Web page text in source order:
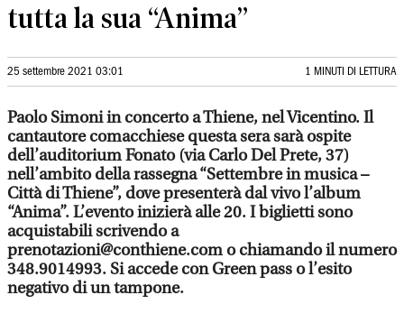
tutta la sua “Anima”
25 settembre 2021 03:01 1 MINUTI DI LETTURA
Paolo Simoni in concerto a Thiene, nel Vicentino. Il
cantautore comacchiese questa sera sarà ospite
dell’auditorium Fonato (via Carlo Del Prete, 37)
nell’ambito della rassegna “Settembre in musica –
Città di Thiene”, dove presenterà dal vivo l’album
“Anima”. L’evento inizierà alle 20. I biglietti sono
acquistabili scrivendo a
prenotazioni@conthiene.com o chiamando il numero
348.9014993. Si accede con Green pass o l’esito
negativo di un tampone.